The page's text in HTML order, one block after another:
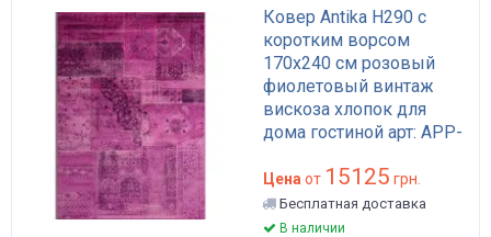
Ковер Antika H290 с
коротким ворсом
170x240 см розовый
фиолетовый винтаж
вискоза хлопок для
дома гостиной арт: APP-
Цена от 15125 грн.
Бесплатная доставка
В наличии